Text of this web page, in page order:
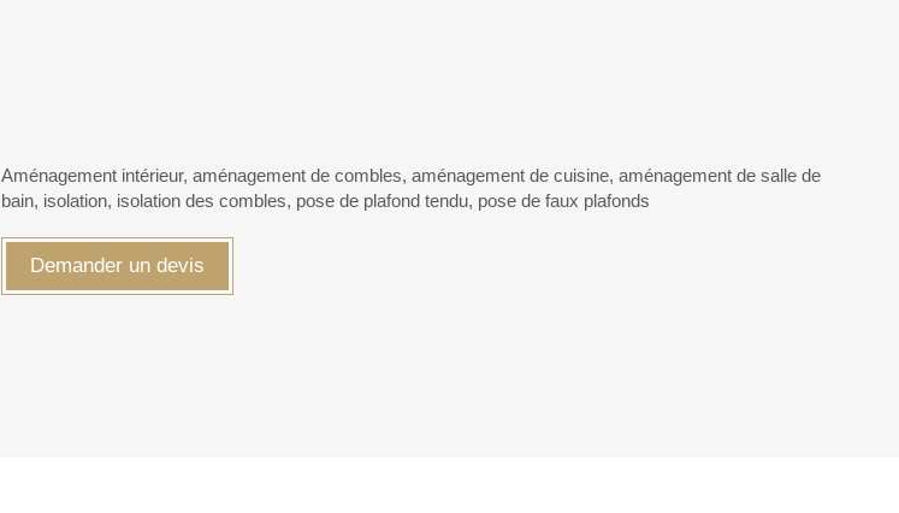
Aménagement intérieur, aménagement de combles, aménagement de cuisine, aménagement de salle de
bain, isolation, isolation des combles, pose de plafond tendu, pose de faux plafonds
Demander un devis